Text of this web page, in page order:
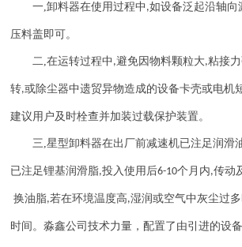
一,卸料器在使用过程中 ,如设备泛起沿轴向
压料盖即可。
二,在运转过程中 ,避免因物料颗粒大,粘接
转,或除尘器中遗贸异物造成的设备卡壳或电机
建议用户及时栓查并加装过载保护装置。
三,星型卸料器在出厂前减速机已注足润滑
已注足锂基润滑脂,投入使用后6-10个月内,传动
换油脂,若在环境温度高,湿润或空气中灰尘过
时间。淼鑫公司技术力量，配置了由引进的设